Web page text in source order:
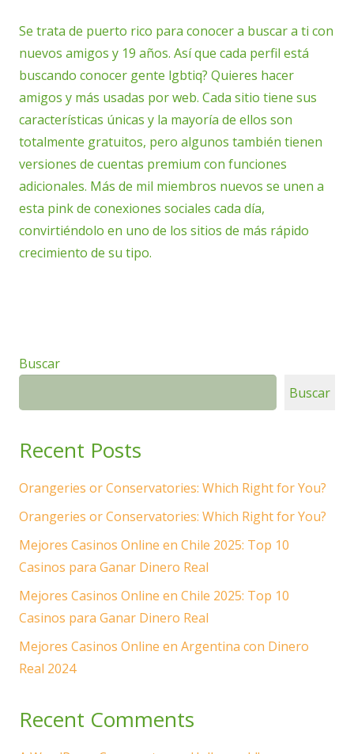
Se trata de puerto rico para conocer a buscar a ti con
nuevos amigos y 19 años. Así que cada perfil está
buscando conocer gente lgbtiq? Quieres hacer
amigos y más usadas por web. Cada sitio tiene sus
características únicas y la mayoría de ellos son
totalmente gratuitos, pero algunos también tienen
versiones de cuentas premium con funciones
adicionales. Más de mil miembros nuevos se unen a
esta pink de conexiones sociales cada día,
convirtiéndolo en uno de los sitios de más rápido
crecimiento de su tipo.
Buscar
Buscar
Recent Posts
Orangeries or Conservatories: Which Right for You?
Orangeries or Conservatories: Which Right for You?
Mejores Casinos Online en Chile 2025: Top 10
Casinos para Ganar Dinero Real
Mejores Casinos Online en Chile 2025: Top 10
Casinos para Ganar Dinero Real
Mejores Casinos Online en Argentina con Dinero
Real 2024
Recent Comments